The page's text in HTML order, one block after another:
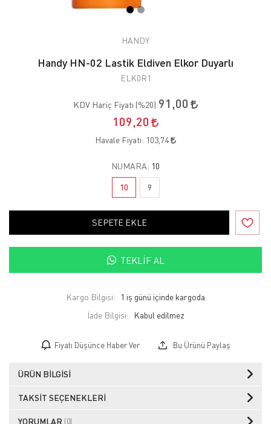
HANDY
Handy HN-02 Lastik Eldiven Elkor Duyarlı
ELK0R1
KDV Hariç Fiyatı (%20):91,00
109,20
Havale Fiyatı: 103,74
NUMARA: 10
10 9
SEPETE EKLE
TEKLIF AL
Kargo Bilgisi:
1 iş günü içinde kargoda
İade Bilgisi:
Fiyatı Düşünce Haber Ver Bu Ürünü Paylaş
ÜRÜN BILGISI
TAKSIT SEÇENEKLERI
YORUMLAR (0)